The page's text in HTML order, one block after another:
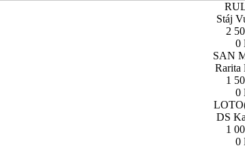
Stáj
2
0
SAN
Rarita
1
0
DS
1
0